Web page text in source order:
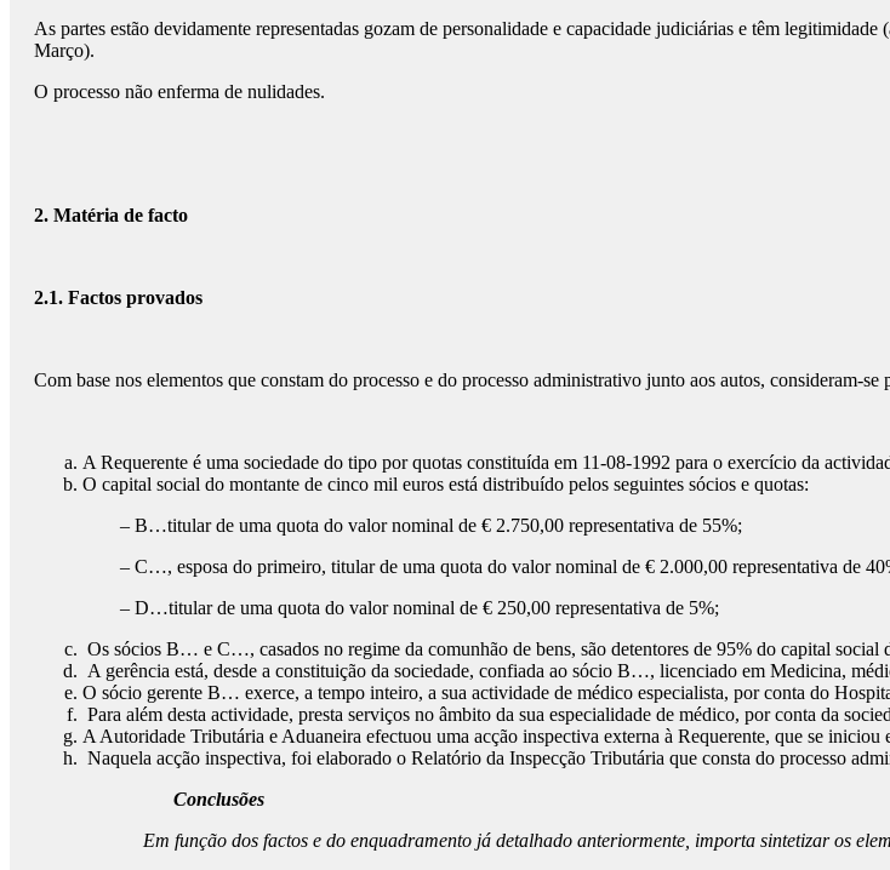
As partes estão devidamente representadas gozam de personalidade e capacidade judiciárias e têm
Março).
O processo não enferma de nulidades.
2. Matéria de facto
2.1. Factos provados
Com base nos elementos que constam do processo e do processo administrativo junto aos autos, consideram-se
A Requerente é uma sociedade do tipo por quotas constituída em 11-08-1992 para o exercício da
O capital social do montante de cinco mil euros está distribuído pelos seguintes sócios e quotas:
– B…titular de uma quota do valor nominal de € 2.750,00 representativa de 55%;
– C…, esposa do primeiro, titular de uma quota do valor nominal de € 2.000,00 representativa de
– D…titular de uma quota do valor nominal de € 250,00 representativa de 5%;
Os sócios B… e C…, casados no regime da comunhão de bens, são detentores de 95% do capital social
A gerência está, desde a constituição da sociedade, confiada ao sócio B…, licenciado em Medicina,
O sócio gerente B… exerce, a tempo inteiro, a sua actividade de médico especialista, por conta do
Para além desta actividade, presta serviços no âmbito da sua especialidade de médico, por conta da
A Autoridade Tributária e Aduaneira efectuou uma acção inspectiva externa à Requerente, que se
Naquela acção inspectiva, foi elaborado o Relatório da Inspecção Tributária que consta do processo
Conclusões
Em função dos factos e do enquadramento já detalhado anteriormente, importa sintetizar os